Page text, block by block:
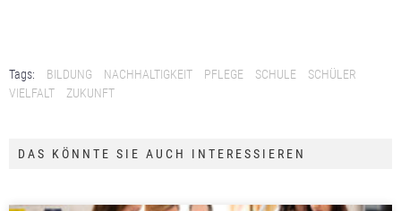
Tags: BILDUNG NACHHALTIGKEIT PFLEGE SCHULE
SCHÜLER
VIELFALT
ZUKUNFT
DAS KÖNNTE SIE AUCH INTERESSIEREN